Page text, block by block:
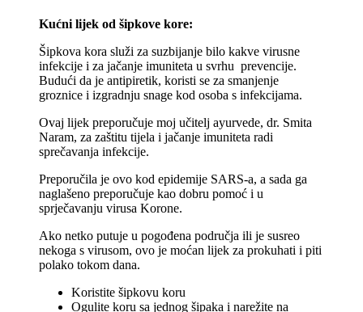
Kućni lijek od šipkove kore:
Šipkova kora služi za suzbijanje bilo kakve virusne
infekcije i za jačanje imuniteta u svrhu prevencije.
Budući da je antipiretik, koristi se za smanjenje
groznice i izgradnju snage kod osoba s infekcijama.
Ovaj lijek preporučuje moj učitelj ayurvede, dr. Smita
Naram, za zaštitu tijela i jačanje imuniteta radi
sprečavanja infekcije.
Preporučila je ovo kod epidemije SARS-a, a sada ga
naglašeno preporučuje kao dobru pomoć i u
sprječavanju virusa Korone.
Ako netko putuje u pogođena područja ili je susreo
nekoga s virusom, ovo je moćan lijek za prokuhati i piti
polako tokom dana.
Koristite šipkovu koru
Ogulite koru sa jednog šipaka i narežite na